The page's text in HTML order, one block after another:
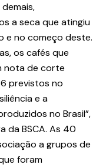
a seca que atingiu
e no começo deste.
os cafés que
nota de corte
previstos no
e a
no Brasil”,
da BSCA. As 40
a grupos de
foram